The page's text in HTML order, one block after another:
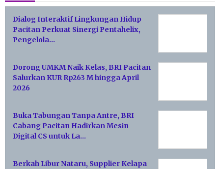
Dialog Interaktif Lingkungan Hidup
Pacitan Perkuat Sinergi Pentahelix,
Pengelola…
Dorong UMKM Naik Kelas, BRI Pacitan
Salurkan KUR Rp263 M hingga April
2026
Buka Tabungan Tanpa Antre, BRI
Cabang Pacitan Hadirkan Mesin
Digital CS untuk La…
Berkah Libur Nataru, Supplier Kelapa